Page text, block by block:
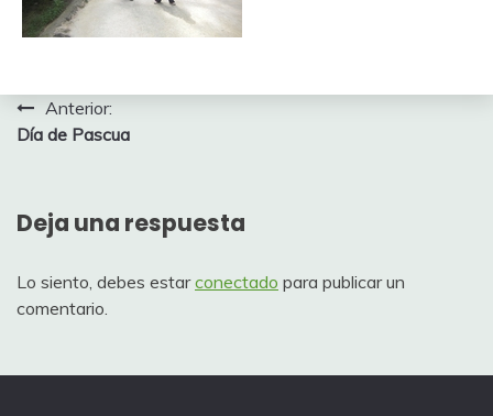
Navegación
de
Anterior:
Día de Pascua
Deja una respuesta
Lo siento, debes estarconectado para publicar un
comentario.